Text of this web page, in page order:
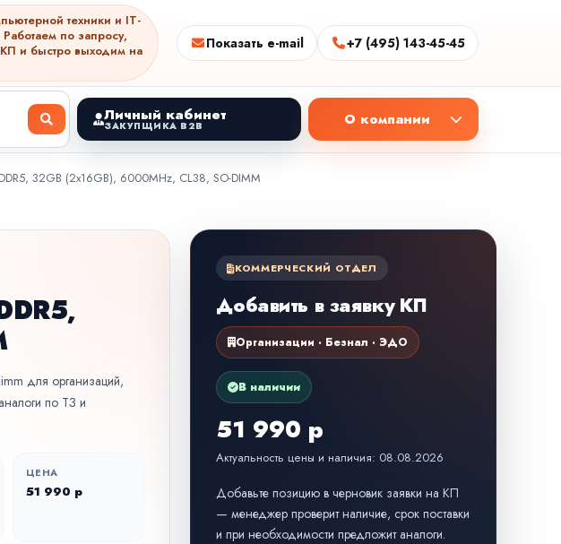
техники и IT-
по запросу,
и быстро выходим на
Показать e-mail +7 (495) 143-45-45
Личный кабинет
ЗАКУПЩИКА B2B О компании
32GB (2x16GB), 6000MHz, CL38, SO-DIMM
для организаций,
по ТЗ и
ЦЕНА
51 990 р
КОММЕРЧЕСКИЙ ОТДЕЛ
Добавить в заявку КП
Организации · Безнал · ЭДО
В наличии
51 990 р
Актуальность цены и наличия: 08.08.2026
Добавьте позицию в черновик заявки на КП
— менеджер проверит наличие, срок поставки
и при необходимости предложит аналоги.